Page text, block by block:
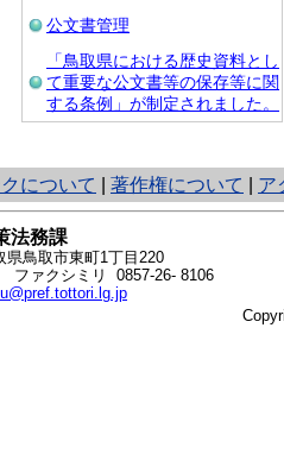
公文書管理
「鳥取県における歴史資料とし
て重要な公文書等の保存等に関
する条例」が制定されました。
について 著作権について ア
法務課
県鳥取市東町1丁目220
ファクシミリ 0857-26- 8106